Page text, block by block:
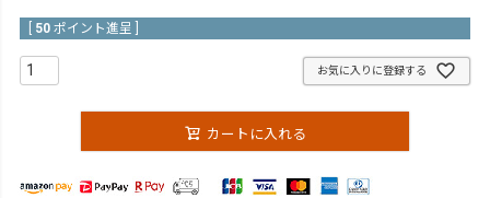
50 ポイント進呈 ]
お気に入りに登録する
カートに入れる